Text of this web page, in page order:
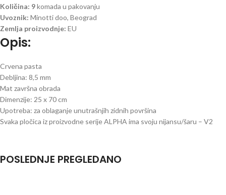
Količina: 9komada u pakovanju
Uvoznik: Minotti doo, Beograd
Zemlja proizvodnje: EU
Opis:
Crvena pasta
Debljina: 8,5 mm
Mat završna obrada
Dimenzije: 25 x 70 cm
Upotreba: za oblaganje unutrašnjih zidnih površina
Svaka pločica iz proizvodne serije ALPHA ima svoju nijansu/šaru – V2
POSLEDNJE PREGLEDANO